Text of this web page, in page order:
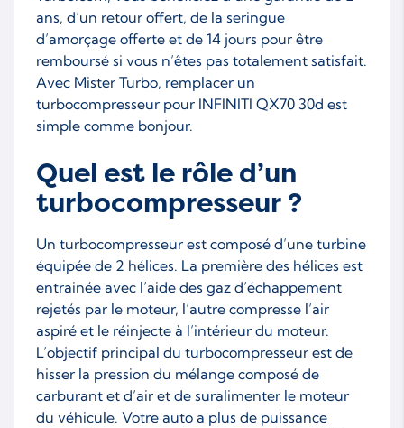
ans, d’un retour offert, de la seringue
d’amorçage offerte et de 14 jours pour être
remboursé si vous n’êtes pas totalement satisfait.
Avec Mister Turbo, remplacer un
turbocompresseur pour INFINITI QX70 30d est
simple comme bonjour.
Quel est le rôle d’un
turbocompresseur ?
Un turbocompresseur est composé d’une turbine
équipée de 2 hélices. La première des hélices est
entrainée avec l’aide des gaz d’échappement
rejetés par le moteur, l’autre compresse l’air
aspiré et le réinjecte à l’intérieur du moteur.
L’objectif principal du turbocompresseur est de
hisser la pression du mélange composé de
carburant et d’air et de suralimenter le moteur
du véhicule. Votre auto a plus de puissance